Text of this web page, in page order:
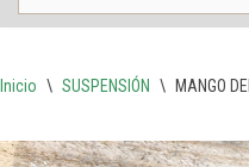
Inicio \ SUSPENSIÓN \ MANGO